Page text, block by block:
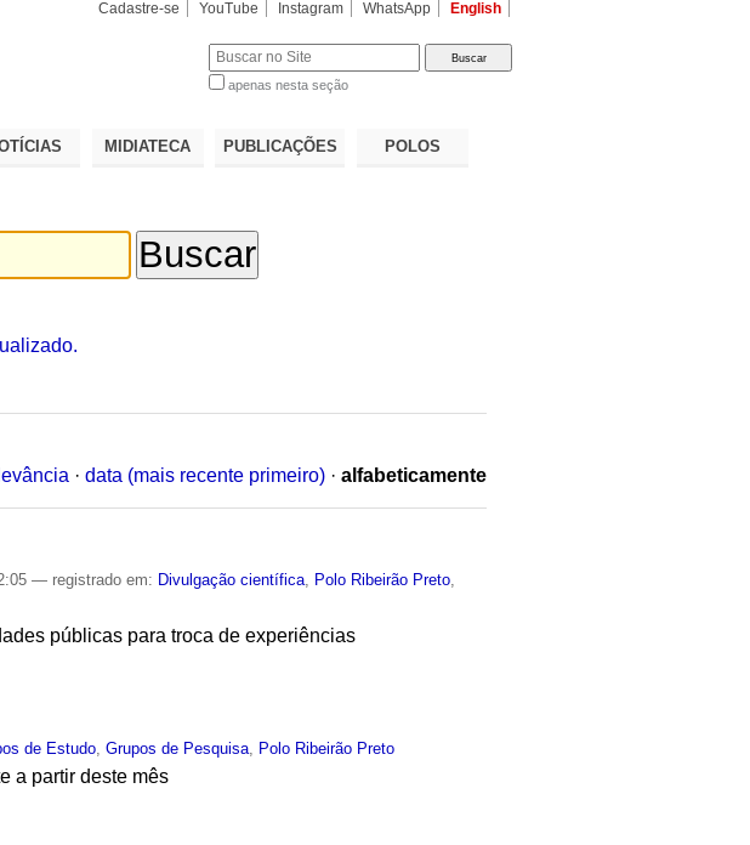
Cadastre-se YouTube Instagram WhatsApp English
apenas nesta seção
MIDIATECA PUBLICAÇÕES POLOS
· data (mais recente primeiro) · alfabeticamente
— registrado em: Divulgação científica Polo Ribeirão Preto
públicas para troca de experiências
de Estudo ,Grupos de Pesquisa Polo Ribeirão Preto
a partir deste mês